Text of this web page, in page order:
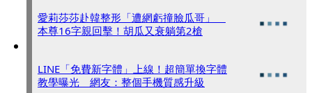
愛莉莎莎赴韓整形「遭網虧撞臉瓜哥」
本尊16字親回擊！胡瓜又衰躺第2槍
LINE「免費新字體」上線！超簡單換字體
教學曝光 網友：整個手機質感升級